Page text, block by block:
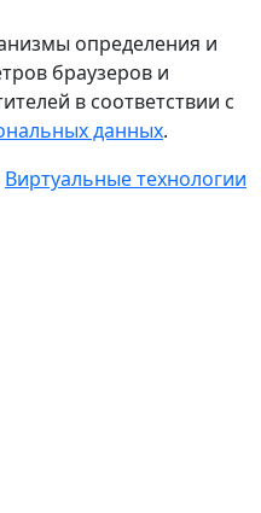
определения и
браузеров и
в соответствии с
данных.
Виртуальные технологии